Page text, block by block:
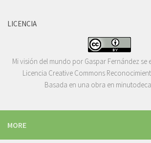
LICENCIA
Mi visión del mundo por Gaspar Fernández se
Licencia Creative Commons
Basada en una obra en
MORE